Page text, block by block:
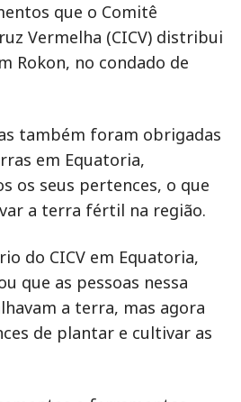
que o Comitê
Vermelha (CICV) distribui
Rokon, no condado de
também foram obrigadas
em Equatoria,
os seus pertences, o que
a terra fértil na região.
do CICV em Equatoria,
que as pessoas nessa
a terra, mas agora
de plantar e cultivar as